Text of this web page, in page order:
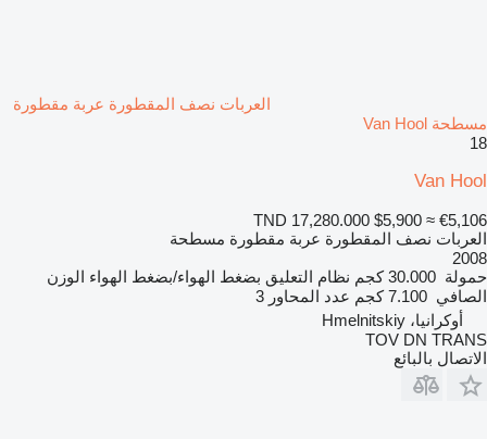
العربات نصف المقطورة عربة مقطورة
مسطحة Van Hool
18
Van Hool
TND 17,280.000 $5,900 ≈ €5,106
العربات نصف المقطورة عربة مقطورة مسطحة
2008
حمولة 30.000 كجم نظام التعليق بضغط الهواء/بضغط الهواء الوزن
الصافي 7.100 كجم عدد المحاور 3
أوكرانيا، Hmelnitskiy
TOV DN TRANS
الاتصال بالبائع